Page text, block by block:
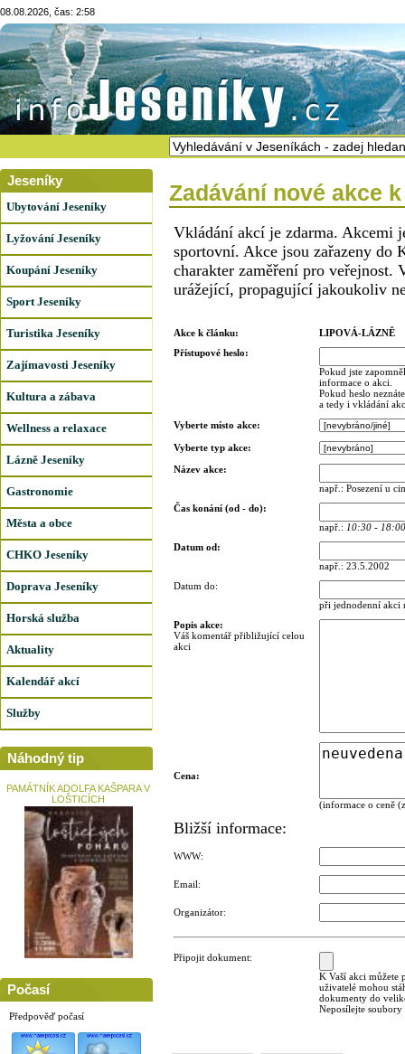
08.08.2026, čas: 2:58
Jeseníky
Ubytování Jeseníky
Lyžování Jeseníky
Koupání Jeseníky
Sport Jeseníky
Turistika Jeseníky
Zajímavosti Jeseníky
Kultura a zábava
Wellness a relaxace
Lázně Jeseníky
Gastronomie
Města a obce
CHKO Jeseníky
Doprava Jeseníky
Horská služba
Aktuality
Kalendář akcí
Služby
Náhodný tip
PAMÁTNÍK ADOLFA KAŠPARA V
LOŠTICÍCH
Počasí
Předpověď počasí
Zadávání nové akce
Vkládání akcí je zdarma. Akcemi
sportovní. Akce jsou zařazeny do
charakter zaměření pro veřejnost.
urážející, propagující jakoukoliv
Akce k článku:
LIPOVÁ-LÁZNĚ
Přístupové heslo:
Pokud jste
informace o akci.
Pokud heslo
a tedy i vkládání
Vyberte místo akce:
Vyberte typ akce:
Název akce:
např.: Posezení u
Čas konání (od - do):
např.: 10:30 - 18:00
Datum od:
např.: 23.5.2002
Datum do:
při jednodenní akci
Popis akce:
Váš komentář přibližující celou
akci
Cena:
(informace o ceně
Bližší informace:
WWW:
Email:
Organizátor:
Připojit dokument:
K Vaší akci můžete
uživatelé mohou
dokumenty do
Neposílejte